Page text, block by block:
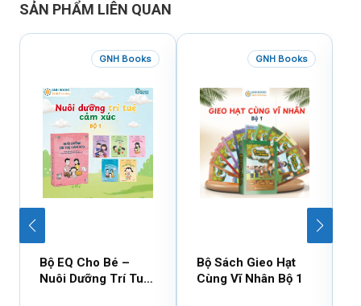
SẢN PHẨM LIÊN QUAN
GNH Books
Bộ EQ Cho Bé –
Nuôi Dưỡng Trí Tuệ
GNH Books
Bộ Sách Gieo Hạt
Cùng Vĩ Nhân Bộ 1